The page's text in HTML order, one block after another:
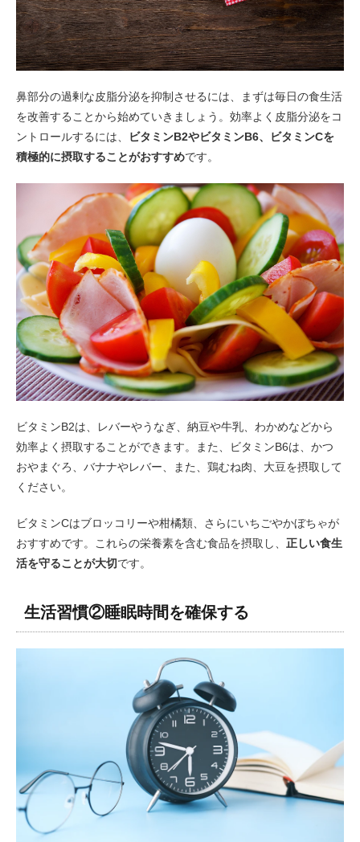
鼻部分の過剰な皮脂分泌を抑制させるには、まずは毎日の食生活
を改善することから始めていきましょう。効率よく皮脂分泌をコ
ントロールするには、
ビタミンB2やビタミンB6、ビタミンCを
積極的に摂取することがおすすめです。
ビタミンB2は、レバーやうなぎ、納豆や牛乳、わかめなどから
効率よく摂取することができます。また、ビタミンB6は、かつ
おやまぐろ、バナナやレバー、また、鶏むね肉、大豆を摂取して
ください。
ビタミンCはブロッコリーや柑橘類、さらにいちごやかぼちゃが
おすすめです。これらの栄養素を含む食品を摂取し、 正しい食生
活を守ることが大切です。
生活習慣②睡眠時間を確保する